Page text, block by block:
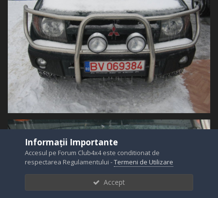
Informații Importante
Accesul pe Forum Club4x4 este conditionat de
respectarea Regulamentului -Termeni de Utilizare
Accept